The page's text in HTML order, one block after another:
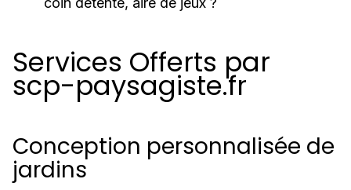
Services Offerts par
scp-paysagiste.fr
Conception personnalisée de
jardins